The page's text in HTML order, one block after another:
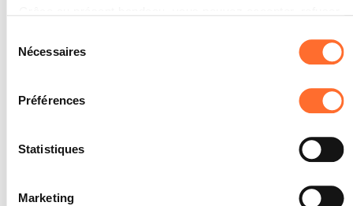
l’exception des cookies strictement nécessaires au
fonctionnement du site. Une description des différents
cookies est accessible sous l’onglet « Détails » ci-dessus.
fonctionnalités (ex : lecture de vidéos, partage sur les
réseaux sociaux, sauvegarde des préférences de lecture
affectées en cas de refus de tous les cookies ou des
Nécessaires
Préférences
Statistiques
Marketing